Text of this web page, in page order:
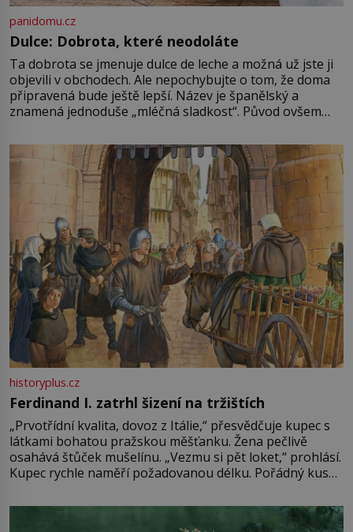
panidomu.cz
Dulce: Dobrota, které neodoláte
Ta dobrota se jmenuje dulce de leche a možná už jste ji
objevili v obchodech. Ale nepochybujte o tom, že doma
připravená bude ještě lepší. Název je španělský a
znamená jednoduše „mléčná sladkost“. Původ ovšem
pře hned několik latinskoamerických zemí a k tomu
Francie, kde se traduje,
historyplus.cz
Ferdinand I. zatrhl šizení na tržištích
„Prvotřídní kvalita, dovoz z Itálie,“ přesvědčuje kupec s
látkami bohatou pražskou měšťanku. Žena pečlivě
osahává štůček mušelínu. „Vezmu si pět loket,“ prohlásí.
Kupec rychle naměří požadovanou délku. Pořádný kus
milostpaní. Stačí jenom na sukni,“ zhodnotí švadlena
množství růžového mušelínu. „Ošidili vás, podívejte.“